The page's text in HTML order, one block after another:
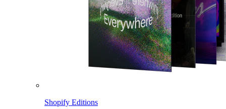
Shopify Editions